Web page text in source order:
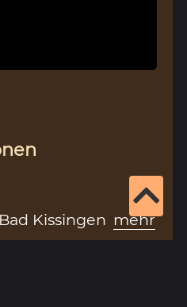
Bad Kissingen mehr